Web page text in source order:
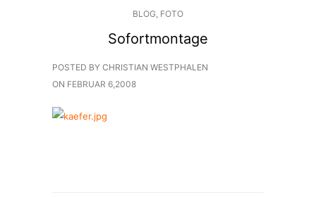
BLOG, FOTO
Sofortmontage
POSTED BY CHRISTIAN WESTPHALEN
ON FEBRUAR 6,2008